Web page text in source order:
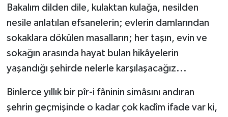
Bakalım dilden dile, kulaktan kulağa, nesilden
nesile anlatılan efsanelerin; evlerin damlarından
sokaklara dökülen masalların; her taşın, evin ve
sokağın arasında hayat bulan hikâyelerin
yaşandığı şehirde nelerle karşılaşacağız...
Binlerce yıllık bir pîr-i fâninin simâsını andıran
şehrin geçmişinde o kadar çok kadîm ifade var ki,